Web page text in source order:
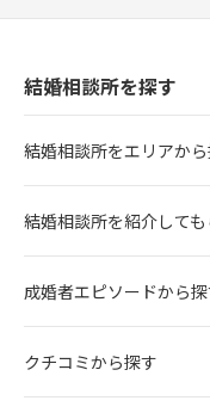
結婚相談所を探す
結婚相談所をエリアか
結婚相談所を紹介しても
成婚者エピソードから
クチコミから探す